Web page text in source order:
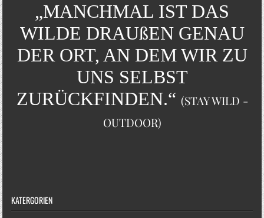
„MANCHMAL IST DAS
WILDE DRAUßEN GENAU
DER ORT, AN DEM WIR ZU
UNS SELBST
ZURÜCKFINDEN.“ (STAY WILD -
OUTDOOR)
KATERGORIEN